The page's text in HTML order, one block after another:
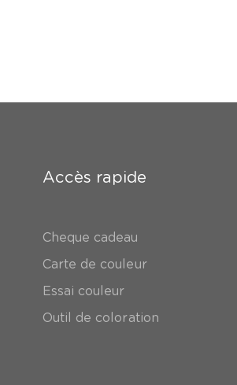
Accès rapide
Cheque cadeau
Carte de couleur
Essai couleur
Outil de coloration